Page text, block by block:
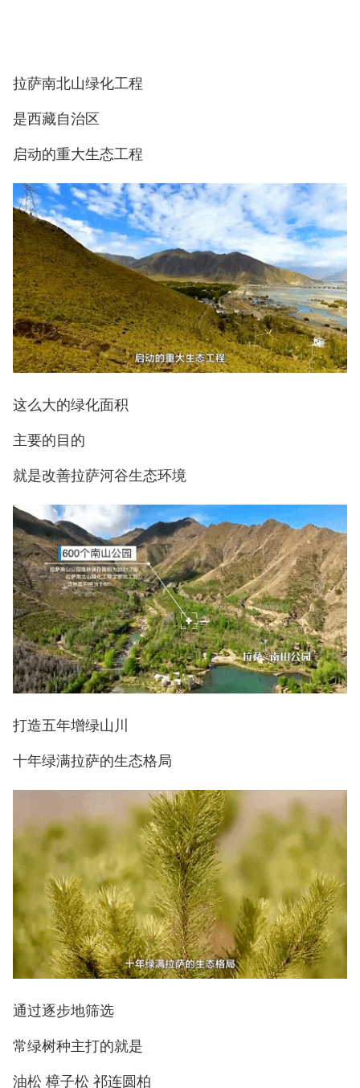
拉萨南北山绿化工程
是西藏自治区
启动的重大生态工程
这么大的绿化面积
主要的目的
就是改善拉萨河谷生态环境
打造五年增绿山川
十年绿满拉萨的生态格局
通过逐步地筛选
常绿树种主打的就是
油松 樟子松 祁连圆柏